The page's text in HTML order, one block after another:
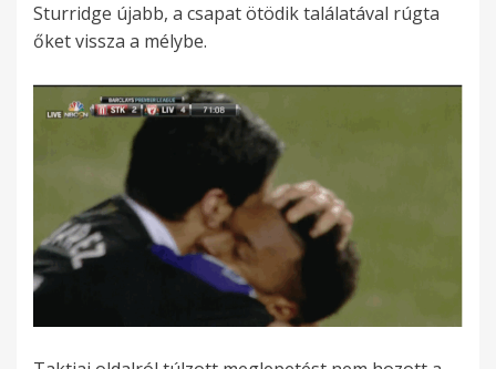
Sturridge újabb, a csapat ötödik találatával rúgta
őket vissza a mélybe.